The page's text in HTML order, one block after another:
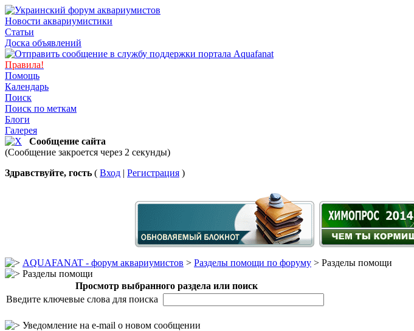
Новости аквариумистики
Статьи
Доска объявлений
Правила!
Помощь
Календарь
Поиск
Поиск по меткам
Блоги
Галерея
Сообщение сайта
(Сообщение закроется через 2 секунды)
Здравствуйте, гость ( Вход | Регистрация )
AQUAFANAT - форум аквариумистов > Разделы помощи по форуму > Разделы помощи
Разделы помощи
Просмотр выбранного раздела или поиск
Введите ключевые слова для поиска
Уведомление на е-mail о новом сообщении